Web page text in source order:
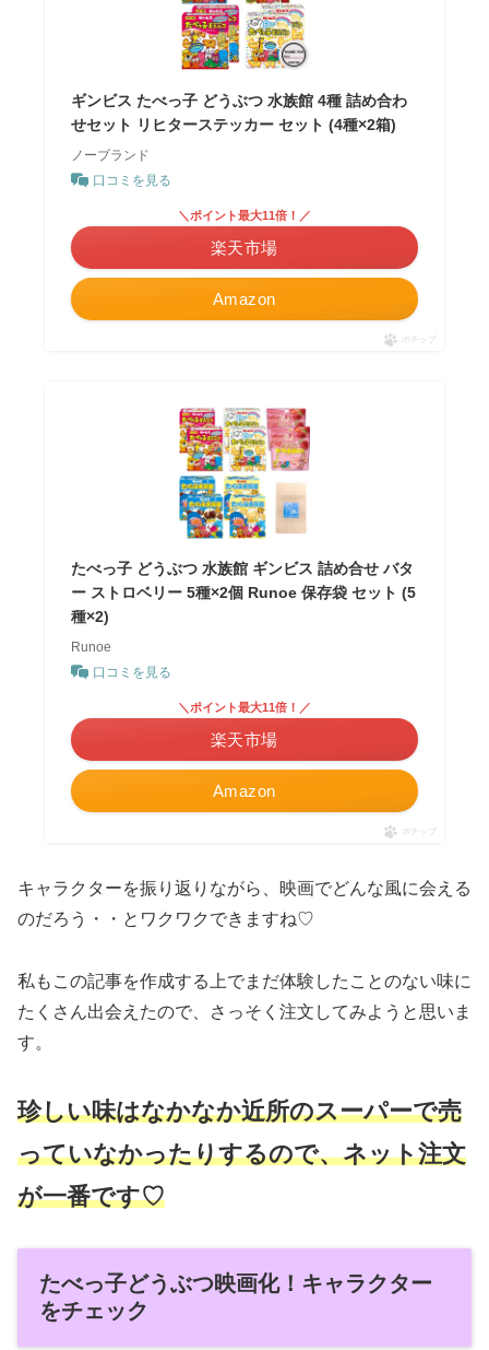
ギンビス たべっ子 どうぶつ 水族館 4種 詰め合わ
せセット リヒターステッカー セット (4種×2箱)
ノーブランド
口コミを見る
Amazon
＼ポイント最大11倍！／
楽天市場
ポチップ
たべっ子 どうぶつ 水族館 ギンビス 詰め合せ バタ
ー ストロベリー 5種×2個 Runoe 保存袋 セット (5
種×2)
Runoe
口コミを見る
Amazon
＼ポイント最大11倍！／
楽天市場
ポチップ
キャラクターを振り返りながら、映画でどんな風に会える
のだろう・・とワクワクできますね♡
私もこの記事を作成する上でまだ体験したことのない味に
たくさん出会えたので、さっそく注文してみようと思いま
す。
珍しい味はなかなか近所のスーパーで売
っていなかったりするので、ネット注文
が一番です♡
たべっ子どうぶつ映画化！キャラクター
をチェック